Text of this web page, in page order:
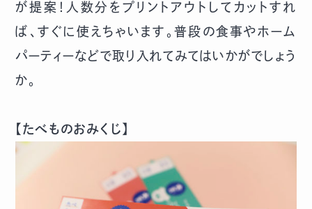
が提案！人数分をプリントアウトしてカットすれ
ば、すぐに使えちゃいます。普段の食事やホーム
パーティーなどで取り入れてみてはいかがでしょう
か。
【たべものおみくじ】